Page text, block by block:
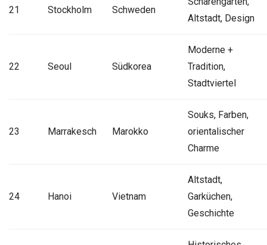
21 Stockholm Schweden
Altstadt, Design
22 Seoul Südkorea
Moderne +
Tradition,
Stadtviertel
23 Marrakesch Marokko
Souks, Farben,
orientalischer
Charme
24 Hanoi Vietnam
Altstadt,
Garküchen,
Geschichte